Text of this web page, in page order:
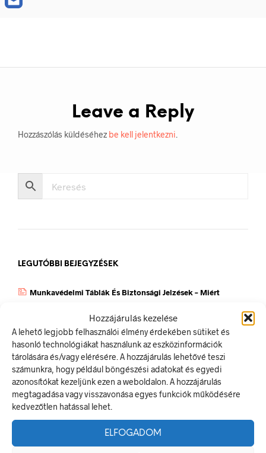
Hozzájárulás kezelése
A lehető legjobb felhasználói élmény érdekében sütiket és
hasonló technológiákat használunk az eszközinformációk
tárolására és/vagy elérésére. A hozzájárulás lehetővé teszi
számunkra, hogy például böngészési adatokat és egyedi
azonosítókat kezeljünk ezen a weboldalon. A hozzájárulás
megtagadása vagy visszavonása egyes funkciók működésére
kedvezőtlen hatással lehet.
ELFOGADOM
Leave a Reply
Hozzászólás küldéséhez be kell jelentkezni
LEGUTÓBBI BEJEGYZÉSEK
Munkavédelmi Táblák És Biztonsági Jelzések – Miért
Jól Láthatósági Mellény: Miért Fontos, Hogyan Válaszd Ki,
És Hogyan Teheted Egyedivé?
Céges Logóval Ellátott Pólók: Az Identitás És Csapatszellem
Megtestesítői
A Biztonságos Hulladékgazdálkodás: A Hulladékgyűjtő
Jelek Fontossága
Ellenőrzés És Tudatosság Fontossága